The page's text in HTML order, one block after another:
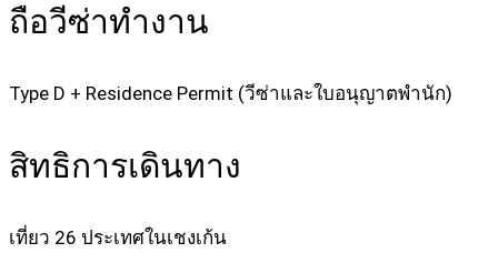
ถือวีซ่าทำงาน
Type D + Residence Permit (วีซ่าและใบอนุญาตพำนัก)
สิทธิการเดินทาง
เที่ยว 26 ประเทศในเชงเก้น